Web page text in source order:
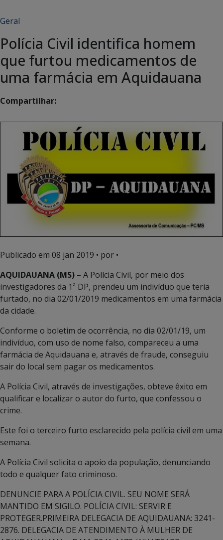
Geral
Polícia Civil identifica homem
que furtou medicamentos de
uma farmácia em Aquidauana
Compartilhar:
Publicado em 08 jan 2019 • por •
AQUIDAUANA (MS) – A Polícia Civil, por meio dos
investigadores da 1ª DP, prendeu um indivíduo que teria
furtado, no dia 02/01/2019 medicamentos em uma farmácia
da cidade.
Conforme o boletim de ocorrência, no dia 02/01/19, um
indivíduo, com uso de nome falso, compareceu a uma
farmácia de Aquidauana e, através de fraude, conseguiu
sair do local sem pagar os medicamentos.
A Polícia Civil, através de investigações, obteve êxito em
qualificar e localizar o autor do furto, que confessou o
crime.
Este foi o terceiro furto esclarecido pela polícia civil em uma
semana.
A Polícia Civil solicita o apoio da população, denunciando
todo e qualquer fato criminoso.
DENUNCIE PARA A POLÍCIA CIVIL. SEU NOME SERÁ
MANTIDO EM SIGILO. POLÍCIA CIVIL: SERVIR E
PROTEGER.PRIMEIRA DELEGACIA DE AQUIDAUANA: 3241-
2876. DELEGACIA DE ATENDIMENTO À MULHER DE